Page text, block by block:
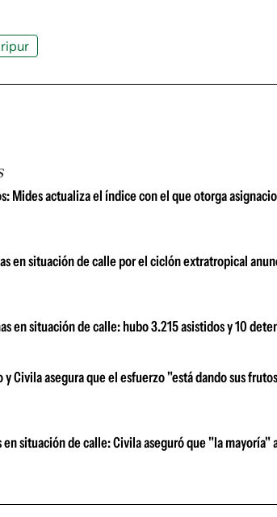
Mides actualiza el índice con el que otorga
en situación de calle por el ciclón extratropical
en situación de calle: hubo 3.215 asistidos y 10
Civila asegura que el esfuerzo "está dando sus
situación de calle: Civila aseguró que "la mayoría"